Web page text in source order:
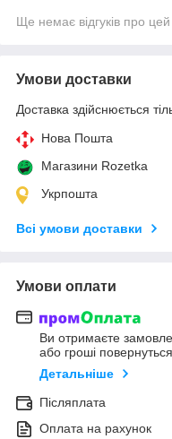
Ще немає відгуків про
Умови доставки
Доставка здійснюється
Нова Пошта
Магазини Rozetka
Укрпошта
Всі умови доставки
Умови оплати
Ви отримаєте
або гроші
Детальніше
Післяплата
Оплата на рахунок